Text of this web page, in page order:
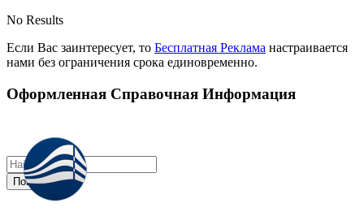
Поиск
No Results
Если Вас заинтересует, то Бесплатная Реклама настраивается
нами без ограничения срока единовременно.
Оформленная Справочная Информация